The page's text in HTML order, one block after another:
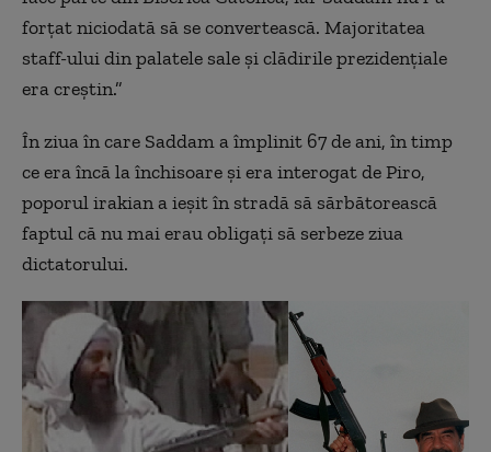
forțat niciodată să se convertească. Majoritatea
staff-ului din palatele sale și clădirile prezidențiale
era creștin.”
În ziua în care Saddam a împlinit 67 de ani, în timp
ce era încă la închisoare și era interogat de Piro,
poporul irakian a ieșit în stradă să sărbătorească
faptul că nu mai erau obligați să serbeze ziua
dictatorului.